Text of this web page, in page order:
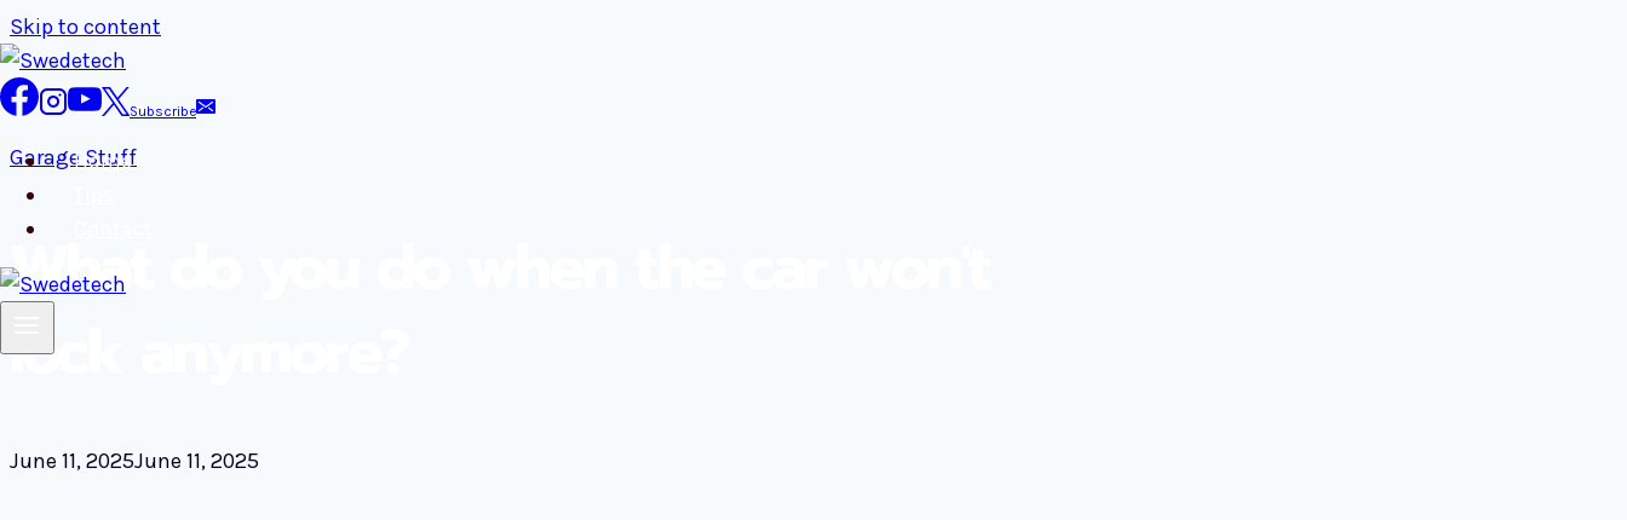
Skip to content
Subscribe
Home
Garage Stuff
What do you do when the car won't
lock anymore?
June 11, 2025June 11, 2025